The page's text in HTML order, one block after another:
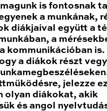
is fontosnak
a munkának,
diákjaival együtt a
a
kommunikációban is.
a diákok részt
jelezze
olyan diákokat, akik
és angol